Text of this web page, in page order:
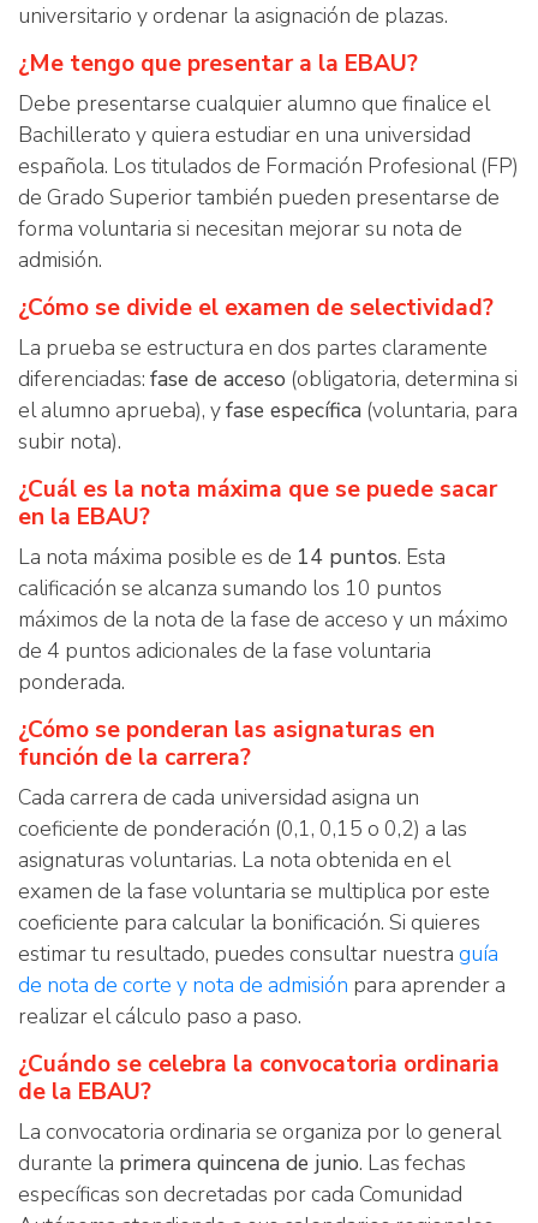
universitario y ordenar la asignación de plazas.
¿Me tengo que presentar a la EBAU?
Debe presentarse cualquier alumno que finalice el
Bachillerato y quiera estudiar en una universidad
española. Los titulados de Formación Profesional (FP)
de Grado Superior también pueden presentarse de
forma voluntaria si necesitan mejorar su nota de
admisión.
¿Cómo se divide el examen de selectividad?
La prueba se estructura en dos partes claramente
diferenciadas: fase de acceso (obligatoria, determina si
el alumno aprueba), yfase específica (voluntaria, para
subir nota).
¿Cuál es la nota máxima que se puede sacar
en la EBAU?
La nota máxima posible es de 14 puntos. Esta
calificación se alcanza sumando los 10 puntos
máximos de la nota de la fase de acceso y un máximo
de 4 puntos adicionales de la fase voluntaria
ponderada.
¿Cómo se ponderan las asignaturas en
función de la carrera?
Cada carrera de cada universidad asigna un
coeficiente de ponderación (0,1, 0,15 o 0,2) a las
asignaturas voluntarias. La nota obtenida en el
examen de la fase voluntaria se multiplica por este
coeficiente para calcular la bonificación. Si quieres
estimar tu resultado, puedes consultar nuestra guía
de nota de corte y nota de admisión para aprender a
realizar el cálculo paso a paso.
¿Cuándo se celebra la convocatoria ordinaria
de la EBAU?
La convocatoria ordinaria se organiza por lo general
durante la primera quincena de junio. Las fechas
específicas son decretadas por cada Comunidad